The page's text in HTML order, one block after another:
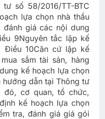
số 58/2016/TT-BTC
lựa chọn nhà thầu
giá các nội dung
9Nguyên tắc lập kế
Điều 10Căn cứ lập kế
sắm tài sản, hàng
kế hoạch lựa chọn
dẫn tại Thông tư
đó, cơ quan, tổ chức,
kế hoạch lựa chọn
tra, đánh giá giá gói